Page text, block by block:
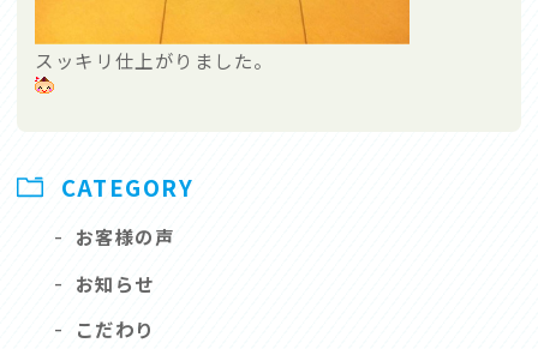
スッキリ仕上がりました。
CATEGORY
- お客様の声
- お知らせ
- こだわり